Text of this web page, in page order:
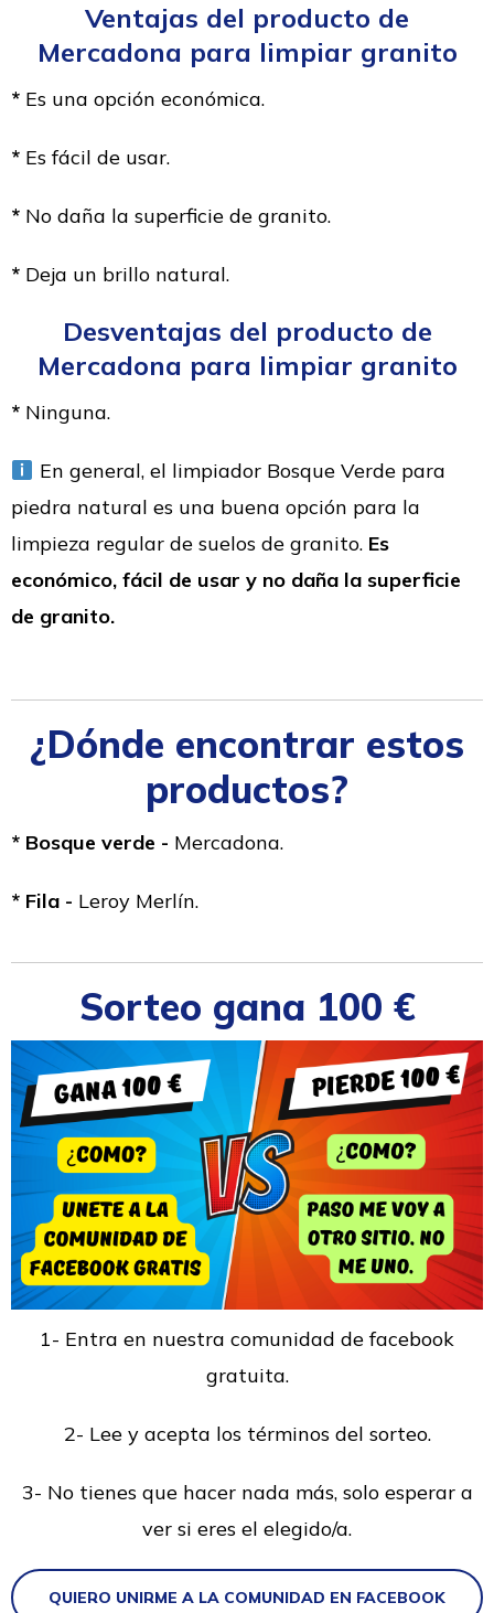
Ventajas del producto de
Mercadona para limpiar granito
* Es una opción económica.
* Es fácil de usar.
* No daña la superficie de granito.
* Deja un brillo natural.
Desventajas del producto de
Mercadona para limpiar granito
* Ninguna.
En general, el limpiador Bosque Verde para
piedra natural es una buena opción para la
limpieza regular de suelos de granito. Es
económico, fácil de usar y no daña la superficie
de granito.
¿Dónde encontrar estos
productos?
* Bosque verde - Mercadona.
* Fila - Leroy Merlín.
Sorteo gana 100 €
1- Entra en nuestra comunidad de facebook
gratuita.
2- Lee y acepta los términos del sorteo.
3- No tienes que hacer nada más, solo esperar a
ver si eres el elegido/a.
QUIERO UNIRME A LA COMUNIDAD EN FACEBOOK